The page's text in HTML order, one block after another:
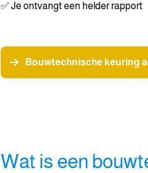
✅ Je ontvangt een helder rapport
Bouwtechnische keuring
Wat is een